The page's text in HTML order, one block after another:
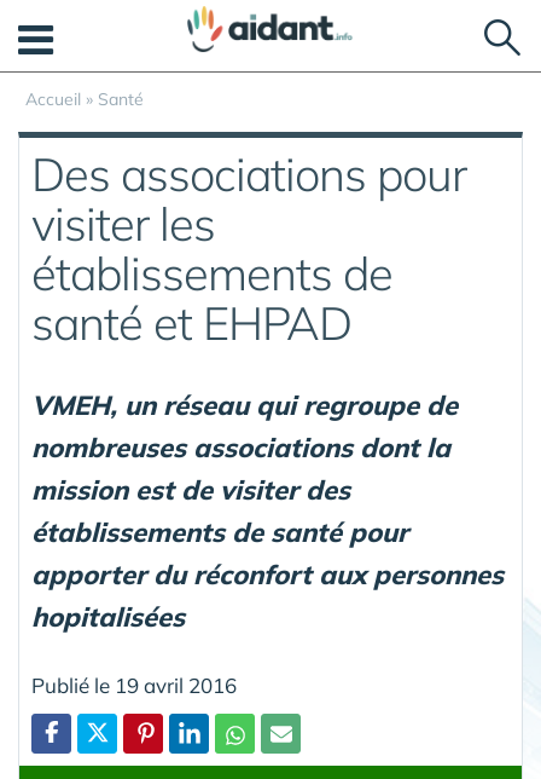
Accueil » Santé
Des associations pour
visiter les
établissements de
santé et EHPAD
VMEH, un réseau qui regroupe de
nombreuses associations dont la
mission est de visiter des
établissements de santé pour
apporter du réconfort aux personnes
hopitalisées
Publié le 19 avril 2016
Partager
Panneau de gestion des cookies